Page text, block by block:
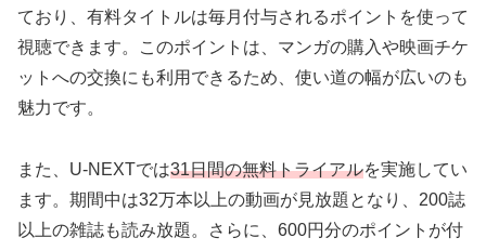
ており、有料タイトルは毎月付与されるポイントを使って
視聴できます。このポイントは、マンガの購入や映画チケ
ットへの交換にも利用できるため、使い道の幅が広いのも
魅力です。
また、U-NEXTでは31日間の無料トライアルを実施してい
ます。期間中は32万本以上の動画が見放題となり、200誌
以上の雑誌も読み放題。さらに、600円分のポイントが付